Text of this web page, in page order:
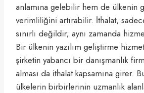
anlamına gelebilir hem de ülkenin
verimliliğini artırabilir. İthalat,
sınırlı değildir; aynı zamanda
Bir ülkenin yazılım geliştirme
şirketin yabancı bir danışmanlık
alması da ithalat kapsamına girer.
ülkelerin birbirlerinin uzmanlık